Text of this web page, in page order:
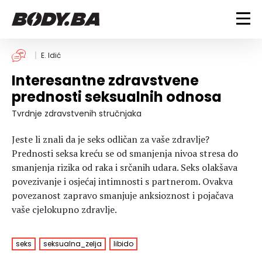
FITNESS
Vježbanje
Mršanje
Discipline
BODYBUILDING
Trening i vježbe
Savjeti
Ostalo
ISHRANA
Dijete
Nutricionizam
Recepti
Suplementi
Tablica kalorija
ZDRAVLJE
Um i tijelo
Povrede i bolesti
Lifestyle
LIFESTYLE
Bodybuilding
Ishrana
VODA
MAGAZIN
E. Idić
Interesantne zdravstvene
prednosti seksualnih odnosa
Tvrdnje zdravstvenih stručnjaka
Jeste li znali da je seks odličan za vaše zdravlje?
Prednosti seksa kreću se od smanjenja nivoa stresa do
smanjenja rizika od raka i srčanih udara. Seks olakšava
povezivanje i osjećaj intimnosti s partnerom. Ovakva
povezanost zapravo smanjuje anksioznost i pojačava
vaše cjelokupno zdravlje.
seks seksualna_zelja libido